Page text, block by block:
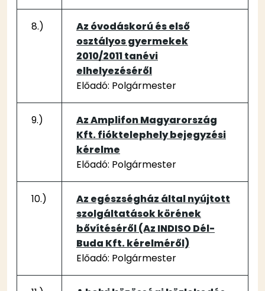
8.)
Az óvodáskorú és első
osztályos gyermekek
2010/2011 tanévi
elhelyezéséről
Előadó: Polgármester
9.)
Az Amplifon Magyarország
Kft. fióktelephely bejegyzési
kérelme
Előadó: Polgármester
10.)
Az egészségház által nyújtott
szolgáltatások körének
bővítéséről (Az INDISO Dél-
Buda Kft. kérelméről)
Előadó: Polgármester